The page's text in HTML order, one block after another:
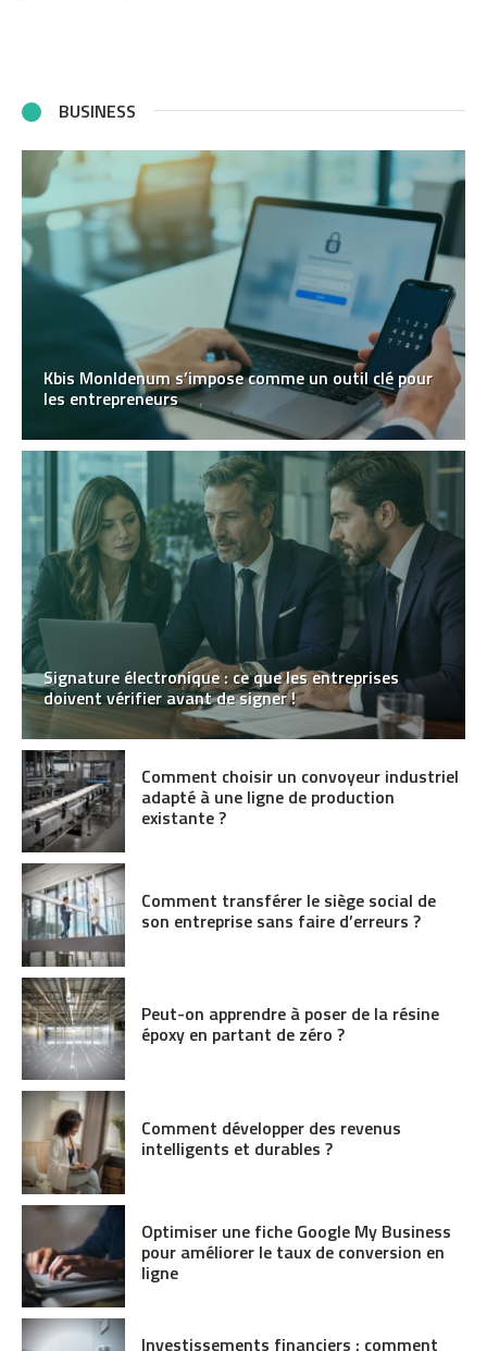
BUSINESS
Kbis MonIdenum s’impose comme un outil clé pour
les entrepreneurs
Signature électronique : ce que les entreprises
doivent vérifier avant de signer !
Comment choisir un convoyeur industriel
adapté à une ligne de production
existante ?
Comment transférer le siège social de
son entreprise sans faire d’erreurs ?
Peut-on apprendre à poser de la résine
époxy en partant de zéro ?
Comment développer des revenus
intelligents et durables ?
Optimiser une fiche Google My Business
pour améliorer le taux de conversion en
ligne
Investissements financiers : comment